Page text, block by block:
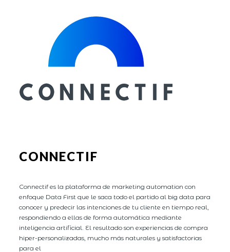
CONNECTIF
Connectif es la plataforma de marketing automation con
enfoque Data First que le saca todo el partido al big data para
conocer y predecir las intenciones de tu cliente en tiempo real,
respondiendo a ellas de forma automática mediante
inteligencia artificial. El resultado son experiencias de compra
hiper-personalizadas, mucho más naturales y satisfactorias
para el